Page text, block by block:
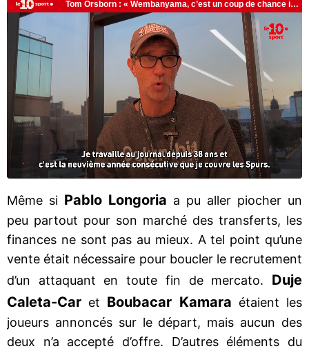
Même si Pablo Longoria a pu aller piocher un
peu partout pour son marché des transferts, les
finances ne sont pas au mieux. A tel point qu’une
vente était nécessaire pour boucler le recrutement
d’un attaquant en toute fin de mercato. Duje
Caleta-Car et Boubacar Kamara étaient les
joueurs annoncés sur le départ, mais aucun des
deux n’a accepté d’offre. D’autres éléments du